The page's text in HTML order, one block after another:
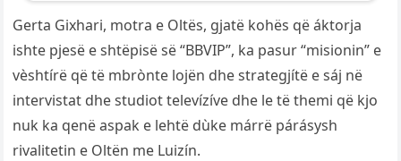
Gerta Gixhari, motra e Oltës, gjatë kohës që áktorja
ishte pjesë e shtëpisë së “BBVIP”, ka pasur “misionin” e
vèshtírë që të mbrònte lojën dhe strategjítë e sáj në
intervistat dhe studiot televízíve dhe le të themi që kjo
nuk ka qenë aspak e lehtë dùke márrë párásysh
rivalitetin e Oltën me Luizín.